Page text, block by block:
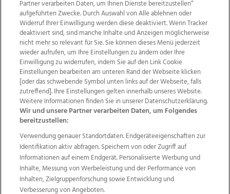
Wir über uns Mediadaten Kontakt
Jobs
Datenschutz
Impressum
AGB Anzeigekunden
AGB Website
Ehrenkodex Politische Werbung
Weitere Angebote des Medienhauses Wimmer
TV1 di-mog-i.at OÖNow
Ischler Woche
Life Radio
OÖNachrichten
OÖN Immobilien
OÖN Karriere
OÖN Reise
Promenaden Galerien
Regionaljobs
wasistlos.at
Partner verarbeiten Daten, um Ihnen Dienste bereitzustellen“
aufgeführten Zwecke. Durch Auswahl von Alle ablehnen oder
Widerruf Ihrer Einwilligung werden diese deaktiviert. Wenn Tracker
deaktiviert sind, sind manche Inhalte und Anzeigen möglicherweise
nicht mehr so relevant für Sie. Sie können dieses Menü jederzeit
wieder aufrufen, um Ihre Einstellungen zu ändern oder Ihre
Einwilligung zu widerrufen, indem Sie auf den Link Cookie
Einstellungen bearbeiten am unteren Rand der Webseite klicken
[oder das schwebende Symbol unten links auf der Webseite, falls
zutreffend]. Ihre Einstellungen gelten innerhalb unseres Website.
Weitere Informationen finden Sie in unserer Datenschutzerklärung.
Wir und unsere Partner verarbeiten Daten, um Folgendes
bereitzustellen:
Verwendung genauer Standortdaten. Endgeräteeigenschaften zur
Identifikation aktiv abfragen. Speichern von oder Zugriff auf
Informationen auf einem Endgerät. Personalisierte Werbung und
Inhalte, Messung von Werbeleistung und der Performance von
Inhalten, Zielgruppenforschung sowie Entwicklung und
Verbesserung von Angeboten.